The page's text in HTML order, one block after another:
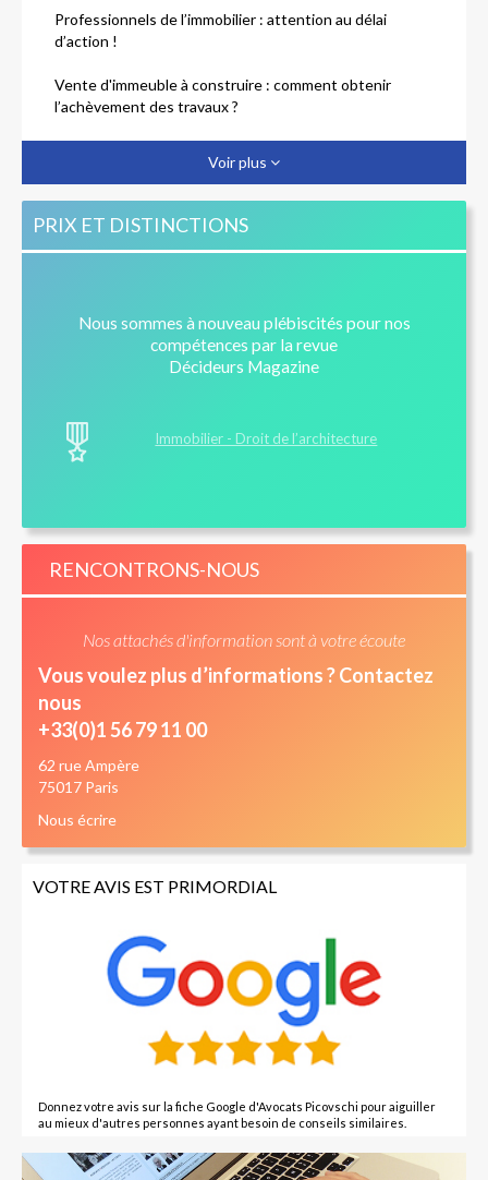
Professionnels de l’immobilier : attention au délai
d’action !
Vente d'immeuble à construire : comment obtenir
l’achèvement des travaux ?
Voir plus
PRIX ET DISTINCTIONS
Nous sommes à nouveau plébiscités pour nos
compétences par la revue
Décideurs Magazine
Immobilier - Droit de l’architecture
RENCONTRONS-NOUS
Nos attachés d'information sont à votre écoute
Vous voulez plus d’informations ? Contactez
nous
+33(0)1 56 79 11 00
62 rue Ampère
75017 Paris
Nous écrire
VOTRE AVIS EST PRIMORDIAL
Donnez votre avis sur la fiche Google d'Avocats Picovschi pour aiguiller
au mieux d'autres personnes ayant besoin de conseils similaires.